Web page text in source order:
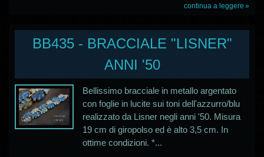
continua a leggere
BB435 - BRACCIALE "LISNER"
ANNI '50
Bellissimo bracciale in metallo argentato
con foglie in lucite sui toni dell'azzurro/blu
realizzato da Lisner negli anni '50. Misura
19 cm di giropolso ed è alto 3,5 cm. In
ottime condizioni. *...